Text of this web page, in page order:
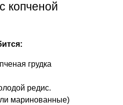
копченой
грудка
редис.
маринованные)